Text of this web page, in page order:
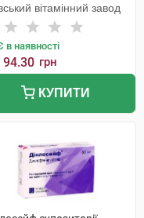
вітамінний завод
в наявності
94.30 грн
КУПИТИ